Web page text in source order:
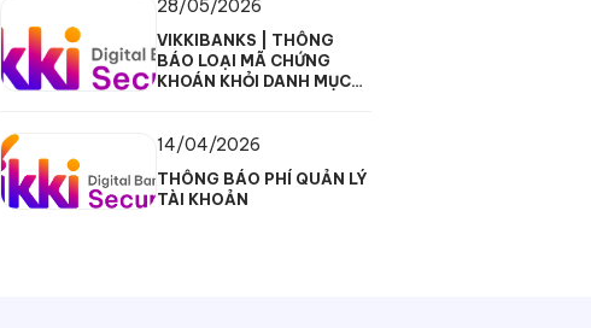
28/05/2026
VIKKIBANKS | THÔNG
BÁO LOẠI MÃ CHỨNG
KHOÁN KHỎI DANH MỤC
14/04/2026
THÔNG BÁO PHÍ QUẢN LÝ
TÀI KHOẢN